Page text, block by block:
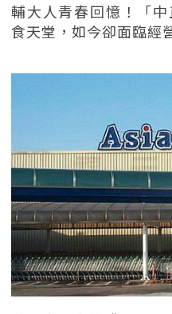
輔大人青春回憶！「
食天堂，如今卻面臨經